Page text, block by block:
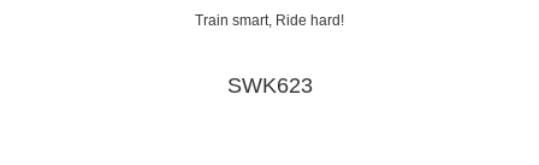
Train smart, Ride hard!
SWK623